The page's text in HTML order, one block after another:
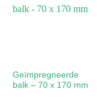
Geïmpregneerde
balk – 70 x 170 mm